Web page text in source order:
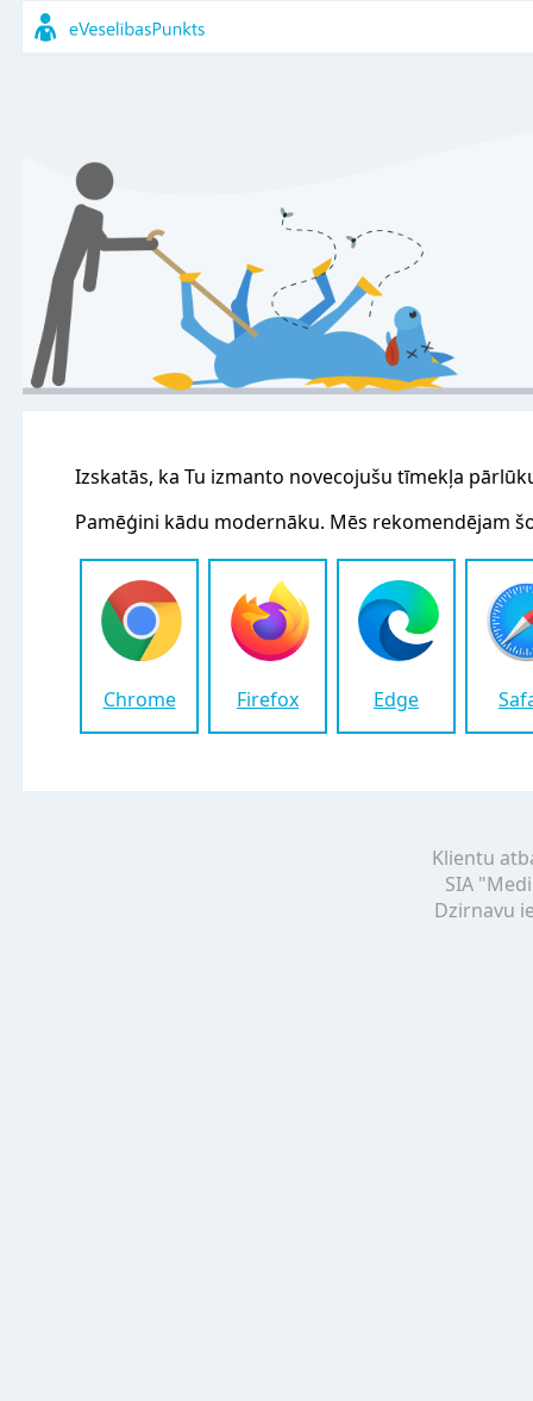
Izskatās, ka Tu izmanto novecojušu tīmekļa
Pamēģini kādu modernāku. Mēs rekomendējam
Chrome Firefox Edge
Klientu
SIA
Dzirnavu